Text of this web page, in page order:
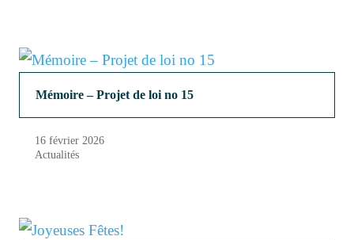
Mémoire – Projet de loi no 15
16 février 2026
Actualités